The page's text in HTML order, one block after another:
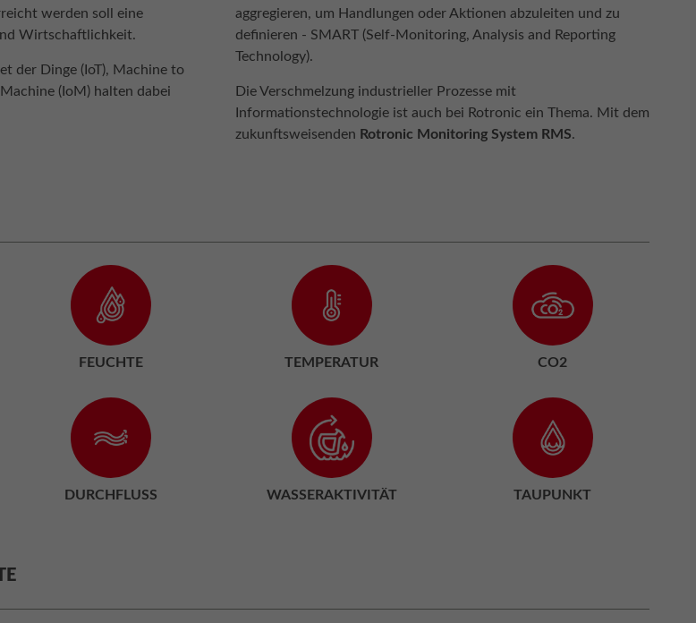
werden soll eine
Wirtschaftlichkeit.
der Dinge (IoT), Machine to
(IoM) halten dabei
aggregieren, um Handlungen oder Aktionen abzuleiten und zu
definieren - SMART (Self-Monitoring, Analysis and Reporting
Technology).
Die Verschmelzung industrieller Prozesse mit
Informationstechnologie ist auch bei Rotronic ein Thema. Mit dem
zukunftsweisenden Rotronic Monitoring System RMS.
FEUCHTE TEMPERATUR CO2
DURCHFLUSS WASSERAKTIVITÄT TAUPUNKT